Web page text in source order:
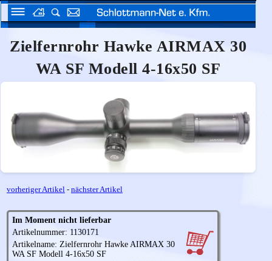
Zielfernrohr Hawke AIRMAX 30
WA SF Modell 4-16x50 SF
vorheriger Artikel - nächster Artikel
Im Moment nicht lieferbar
Artikelnummer: 1130171
Artikelname: Zielfernrohr Hawke AIRMAX 30
WA SF Modell 4-16x50 SF